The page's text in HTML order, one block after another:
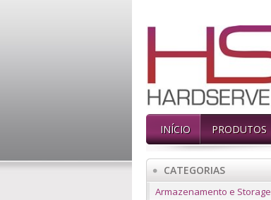
INÍCIO PRODUTOS
CATEGORIAS
Armazenamento e Storage